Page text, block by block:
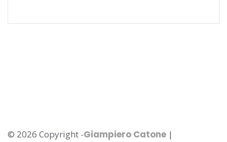
© 2026 Copyright -Giampiero Catone |